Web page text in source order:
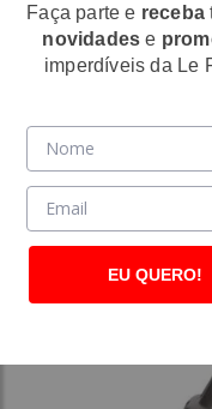
Home>Gilles Cantuel>
Arsenal Grey
Gilles Cantuel
(2624)
Faça parte e receba
novidades e
imperdíveis da Le
EU QUERO!